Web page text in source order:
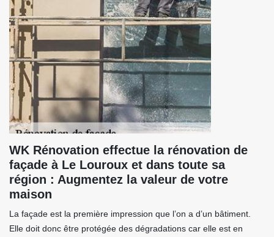
WK Rénovation effectue la rénovation de
façade à Le Louroux et dans toute sa
région : Augmentez la valeur de votre
maison
La façade est la première impression que l’on a d’un bâtiment.
Elle doit donc être protégée des dégradations car elle est en